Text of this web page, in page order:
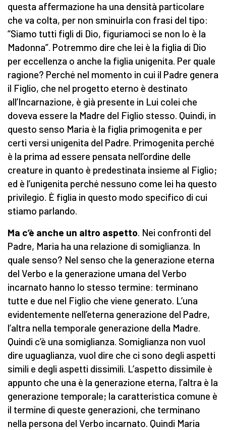
questa affermazione ha una densità particolare
che va colta, per non sminuirla con frasi del tipo:
“Siamo tutti figli di Dio, figuriamoci se non lo è la
Madonna”. Potremmo dire che lei è la figlia di Dio
per eccellenza o anche la figlia unigenita. Per quale
ragione? Perché nel momento in cui il Padre genera
il Figlio, che nel progetto eterno è destinato
all’Incarnazione, è già presente in Lui colei che
doveva essere la Madre del Figlio stesso. Quindi, in
questo senso Maria è la figlia primogenita e per
certi versi unigenita del Padre. Primogenita perché
è la prima ad essere pensata nell’ordine delle
creature in quanto è predestinata insieme al Figlio;
ed è l’unigenita perché nessuno come lei ha questo
privilegio. È figlia in questo modo specifico di cui
stiamo parlando.
Ma c’è anche un altro aspetto. Nei confronti del
Padre, Maria ha una relazione di somiglianza. In
quale senso? Nel senso che la generazione eterna
del Verbo e la generazione umana del Verbo
incarnato hanno lo stesso termine: terminano
tutte e due nel Figlio che viene generato. L’una
evidentemente nell’eterna generazione del Padre,
l’altra nella temporale generazione della Madre.
Quindi c’è una somiglianza. Somiglianza non vuol
dire uguaglianza, vuol dire che ci sono degli aspetti
simili e degli aspetti dissimili. L’aspetto dissimile è
appunto che una è la generazione eterna, l’altra è la
generazione temporale; la caratteristica comune è
il termine di queste generazioni, che terminano
nella persona del Verbo incarnato. Quindi Maria